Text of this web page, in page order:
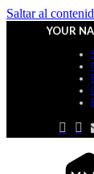
Saltar al
YOUR